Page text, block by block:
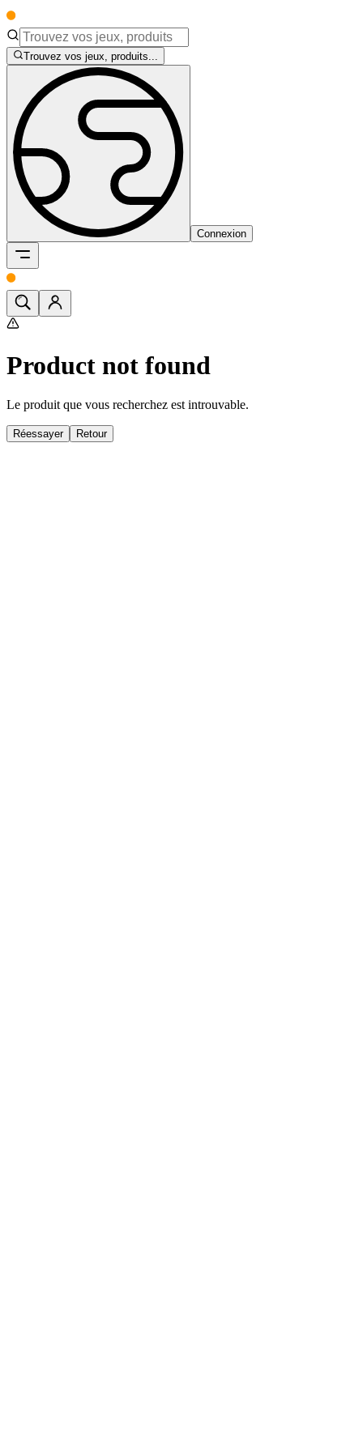
Trouvez vos jeux, produits...
Connexion
Product not found
Le produit que vous recherchez est introuvable.
Réessayer Retour